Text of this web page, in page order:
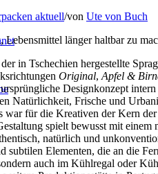
aktuell/von Ute von Buch
Lebensmittel länger haltbar zu
in Tschechien hergestellte
Original,Apfel &
Designkonzept
Natürlichkeit, Frische und
für die Kreativen der Kern
spielt bewusst mit
natürlich und
subtilen Elementen, die an die
auch im Kühlregal oder